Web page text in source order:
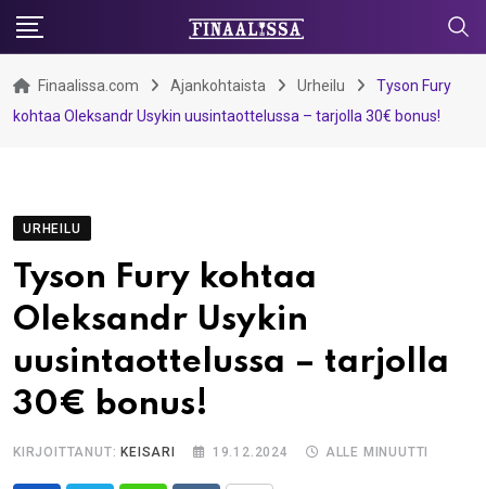
Skip
content
Finaalissa.com Ajankohtaista Urheilu
Tyson Fury
kohtaa Oleksandr Usykin uusintaottelussa – tarjolla 30€ bonus!
URHEILU
Tyson Fury kohtaa
Oleksandr Usykin
uusintaottelussa – tarjolla
30€ bonus!
KIRJOITTANUT: KEISARI 19.12.2024 ALLE MINUUTTI